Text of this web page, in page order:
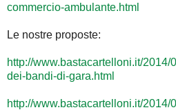
commercio-ambulante.html
Le nostre proposte:
http://www.bastacartelloni.it/
dei-bandi-di-gara.html
http://www.bastacartelloni.it/